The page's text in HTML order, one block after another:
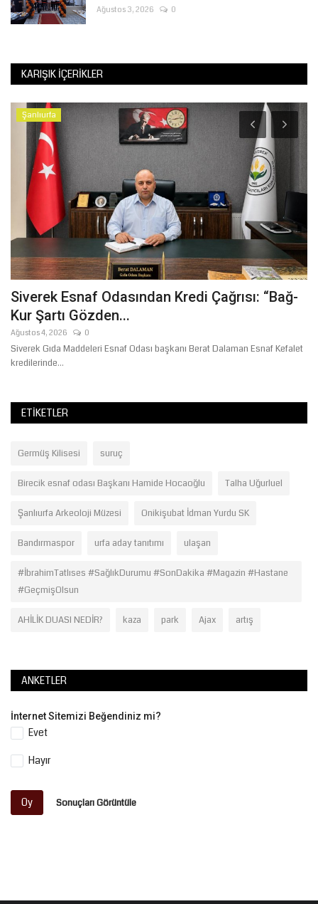
Ağustos 3, 2026 0
KARIŞIK İÇERIKLER
Şanlıurfa
Siverek Esnaf Odasından Kredi Çağrısı: “Bağ-
Kur Şartı Gözden...
Ağustos 4, 2026 0
Siverek Gıda Maddeleri Esnaf Odası başkanı Berat Dalaman Esnaf Kefalet
kredilerinde...
ETIKETLER
Germüş Kilisesi suruç
Birecik esnaf odası Başkanı Hamide Hocaoğlu Talha Uğurluel
Şanlıurfa Arkeoloji Müzesi Onikişubat İdman Yurdu SK
Bandırmaspor urfa aday tanıtımı ulaşan
#İbrahimTatlıses #SağlıkDurumu #SonDakika #Magazin #Hastane
#GeçmişOlsun
AHİLİK DUASI NEDİR? kaza park Ajax artış
ANKETLER
İnternet Sitemizi Beğendiniz mi?
Evet
Hayır
Oy Sonuçları Görüntüle